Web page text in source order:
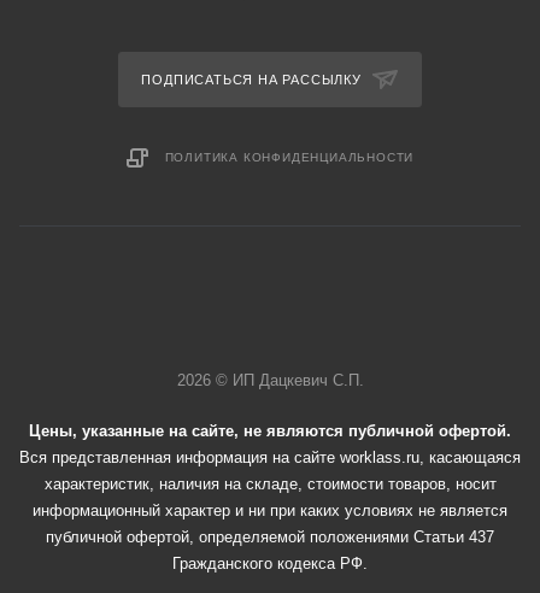
ПОДПИСАТЬСЯ НА РАССЫЛКУ
ПОЛИТИКА КОНФИДЕНЦИАЛЬНОСТИ
2026 © ИП Дацкевич С.П.
Цены, указанные на сайте, не являются публичной офертой.
Вся представленная информация на сайте worklass.ru, касающаяся
характеристик, наличия на складе, стоимости товаров, носит
информационный характер и ни при каких условиях не является
публичной офертой, определяемой положениями Статьи 437
Гражданского кодекса РФ.